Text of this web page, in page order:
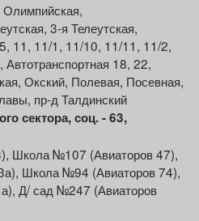
Олимпийская,
3-я Телеутская,
11, 11/1, 11/10, 11/11, 11/2,
18, 22,
Окский, Полевая, Посевная,
пр-д Талдинский
сектора, соц. - 63,
Школа №107 (Авиаторов 47),
Школа №94 (Авиаторов 74),
Д/ сад №247 (Авиаторов